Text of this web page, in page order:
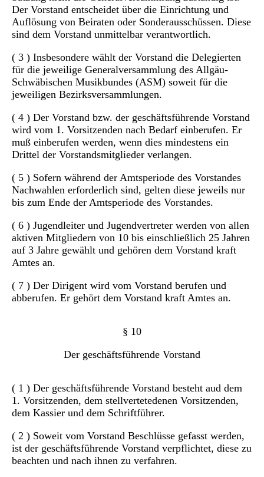
Der Vorstand entscheidet über die Einrichtung und
Auflösung von Beiraten oder Sonderausschüssen. Diese
sind dem Vorstand unmittelbar verantwortlich.
( 3 ) Insbesondere wählt der Vorstand die Delegierten
für die jeweilige Generalversammlung des Allgäu-
Schwäbischen Musikbundes (ASM) soweit für die
jeweiligen Bezirksversammlungen.
( 4 ) Der Vorstand bzw. der geschäftsführende Vorstand
wird vom 1. Vorsitzenden nach Bedarf einberufen. Er
muß einberufen werden, wenn dies mindestens ein
Drittel der Vorstandsmitglieder verlangen.
( 5 ) Sofern während der Amtsperiode des Vorstandes
Nachwahlen erforderlich sind, gelten diese jeweils nur
bis zum Ende der Amtsperiode des Vorstandes.
( 6 ) Jugendleiter und Jugendvertreter werden von allen
aktiven Mitgliedern von 10 bis einschließlich 25 Jahren
auf 3 Jahre gewählt und gehören dem Vorstand kraft
Amtes an.
( 7 ) Der Dirigent wird vom Vorstand berufen und
abberufen. Er gehört dem Vorstand kraft Amtes an.
§ 10
Der geschäftsführende Vorstand
( 1 ) Der geschäftsführende Vorstand besteht aud dem
1. Vorsitzenden, dem stellvertetedenen Vorsitzenden,
dem Kassier und dem Schriftführer.
( 2 ) Soweit vom Vorstand Beschlüsse gefasst werden,
ist der geschäftsführende Vorstand verpflichtet, diese zu
beachten und nach ihnen zu verfahren.